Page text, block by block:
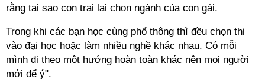
rằng tại sao con trai lại chọn ngành của con gái.
Trong khi các bạn học cùng phổ thông thì đều chọn thi
vào đại học hoặc làm nhiều nghề khác nhau. Có mỗi
mình đi theo một hướng hoàn toàn khác nên mọi người
mới để ý".